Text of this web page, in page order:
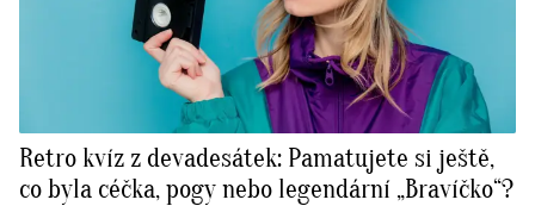
Retro kvíz z devadesátek: Pamatujete si ještě,
co byla céčka, pogy nebo legendární „Bravíčko“?